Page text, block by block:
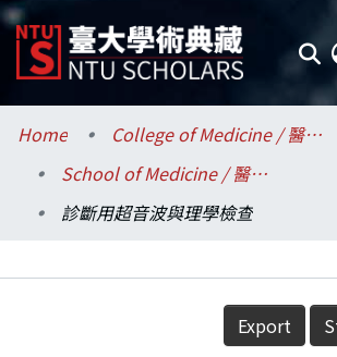
Communities & Collections
Research Outputs
Home
College of Medicine / 醫學院
School of Medicine / 醫學系
診斷用超音波與理學檢查
Details
Export